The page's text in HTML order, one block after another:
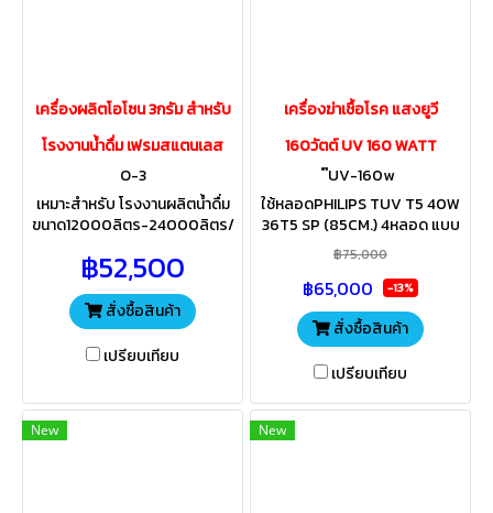
เครื่องผลิตโอโซน 3กรัม สำหรับ
โรงงานน้ำดื่ม เฟรมสแตนเลส
O-3
เหมาะสำหรับ โรงงานผลิตน้ำดื่ม
ขนาด12000ลิตร-24000ลิตร/
เพิ่มออกชิเจนในน้ำ จะทำให้น้ำมี
รสชาติดีนุ่มนวล ละมุนมากขึ้น
฿52,500
สั่งซื้อสินค้า
เปรียบเทียบ
เครื่องฆ่าเชื้อโรค แสงยูวี
160วัตต์ UV 160 WATT
๊UV-160w
ใช้หลอดPHILIPS TUV T5 40W
36T5 SP (85CM.) 4หลอด แบบ
ปลายเดียวสองด้าน ฆ่าเชื้อโรคใน
น้ำและอากาศแบบมืออาชีพ มี
ประสิทธิภาพสูงในการฆ่าเชื้อ
฿75,000
฿65,000 -13%
สั่งซื้อสินค้า
เปรียบเทียบ
New New